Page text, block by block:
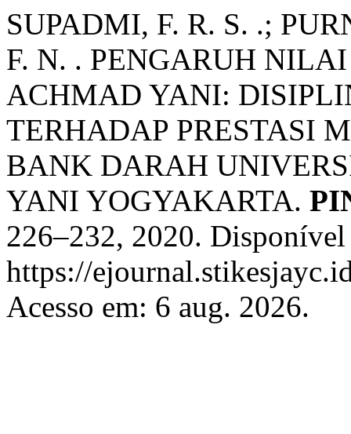
SUPADMI, F. R. S. .;
F. N. . PENGARUH
ACHMAD YANI:
TERHADAP PRESTASI
BANK DARAH
YANI YOGYAKARTA.
226–232, 2020. Disponível
https://
Acesso em: 6 aug. 2026.